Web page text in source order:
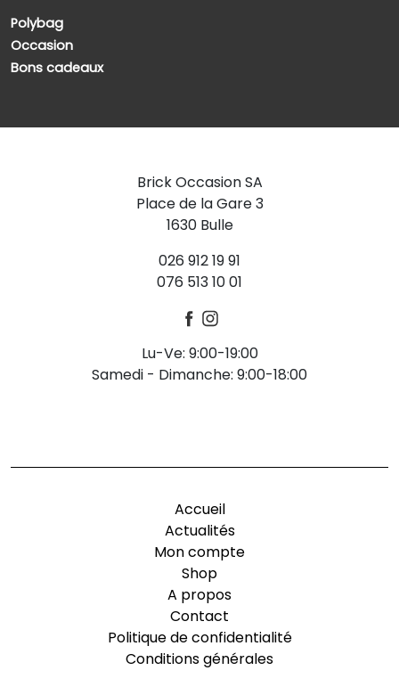
Polybag
Occasion
Bons cadeaux
Brick Occasion SA
Place de la Gare 3
1630 Bulle
026 912 19 91
076 513 10 01
Lu-Ve: 9:00-19:00
Samedi - Dimanche: 9:00-18:00
Accueil
Actualités
Mon compte
Shop
A propos
Contact
Politique de confidentialité
Conditions générales